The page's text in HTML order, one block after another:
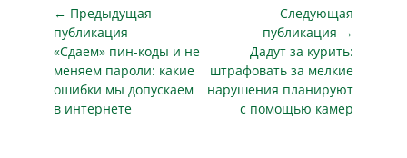
Навигация
по
записям
← Предыдущая
публикация
Предыдущая
публикация
«Сдаем» пин-коды и не
меняем пароли: какие
ошибки мы допускаем
в интернете
Следующая
публикация →
Следующая
публикация
Дадут за курить:
штрафовать за мелкие
нарушения планируют
с помощью камер